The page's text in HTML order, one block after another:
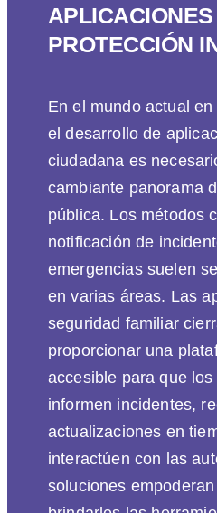
PROTECCIÓN
En el mundo actual
el desarrollo de
ciudadana es
cambiante panorama
pública. Los métodos
notificación de
emergencias suelen
en varias áreas. Las
seguridad familiar
proporcionar una
accesible para que
informen incidentes,
actualizaciones en
interactúen con las
soluciones